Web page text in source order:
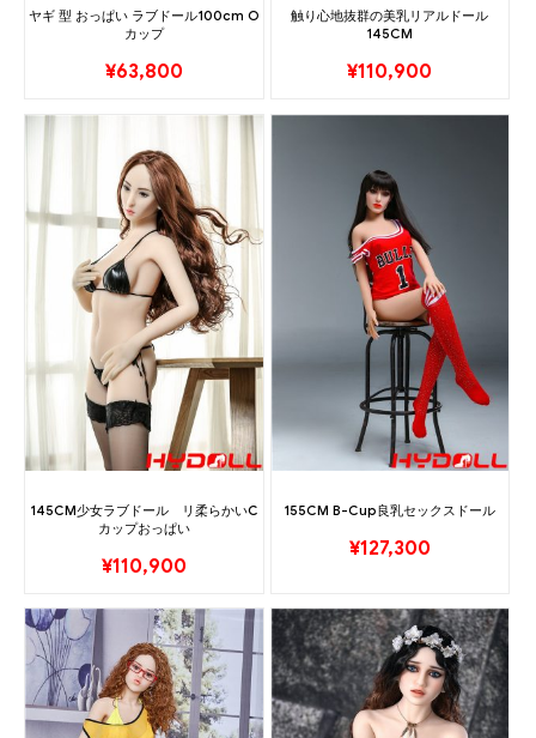
ヤギ 型 おっぱい ラブドール100cm O
カップ
¥63,800
触り心地抜群の美乳リアルドール
145CM
¥110,900
145CM少女ラブドール リ柔らかいC
カップおっぱい
¥110,900
155CM B-Cup良乳セックスドール
¥127,300